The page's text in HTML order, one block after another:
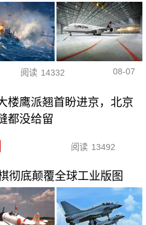
阅读 14332 08-07
楼鹰派翘首盼进京，北京
都没给留
阅读 13492
彻底颠覆全球工业版图